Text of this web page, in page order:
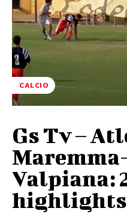
CALCIO
Gs Tv –
Valpiana:
highlights